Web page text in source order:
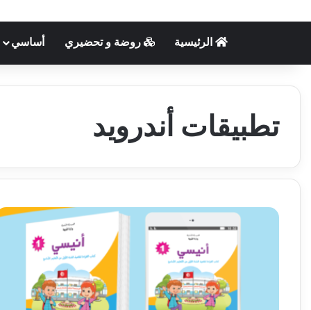
الرئيسية روضة و تحضيري أساسي
تطبيقات أندرويد